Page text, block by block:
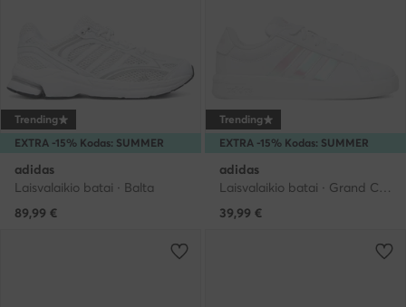
EXTRA -15% Kodas: SUMMER
Trending
adidas
Laisvalaikio batai · Balta
89,99 €
EXTRA -15% Kodas: SUMMER
Trending
adidas
Laisvalaikio batai · Grand Court · Balta
39,99 €